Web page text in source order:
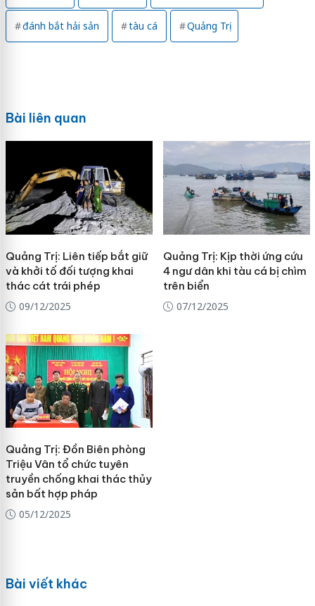
đánh bắt hải sản tàu cá Quảng Trị
Bài liên quan
Quảng Trị: Liên tiếp bắt giữ
và khởi tố đối tượng khai
thác cát trái phép
09/12/2025
Quảng Trị: Kịp thời ứng cứu
4 ngư dân khi tàu cá bị chìm
trên biển
07/12/2025
Quảng Trị: Đồn Biên phòng
Triệu Vân tổ chức tuyên
truyền chống khai thác thủy
sản bất hợp pháp
05/12/2025
Bài viết khác